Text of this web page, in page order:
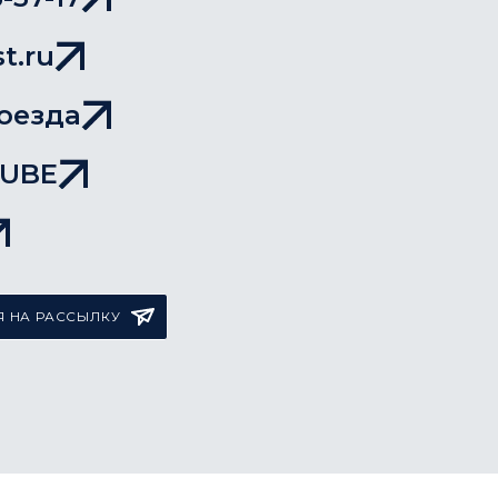
НА РАССЫЛКУ